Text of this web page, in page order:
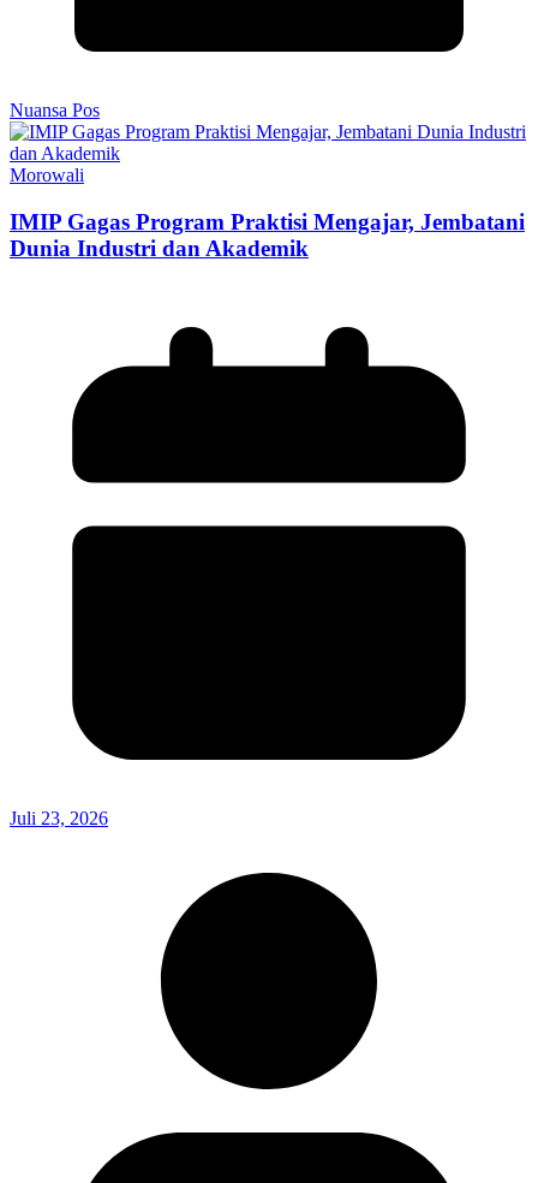
Nuansa Pos
Morowali
IMIP Gagas Program Praktisi Mengajar, Jembatani
Dunia Industri dan Akademik
Juli 23, 2026